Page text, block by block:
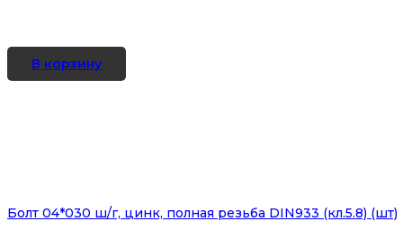
В корзину
Болт 04*030 ш/г, цинк, полная резьба DIN933 (кл.5.8) (шт)